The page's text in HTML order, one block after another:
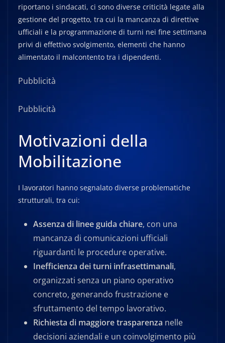
riportano i sindacati, ci sono diverse criticità legate alla
gestione del progetto, tra cui la mancanza di direttive
ufficiali e la programmazione di turni nei fine settimana
privi di effettivo svolgimento, elementi che hanno
alimentato il malcontento tra i dipendenti.
Pubblicità
Pubblicità
Motivazioni della
Mobilitazione
I lavoratori hanno segnalato diverse problematiche
strutturali, tra cui:
Assenza di linee guida chiare, con una
mancanza di comunicazioni ufficiali
riguardanti le procedure operative.
Inefficienza dei turni infrasettimanali,
organizzati senza un piano operativo
concreto, generando frustrazione e
sfruttamento del tempo lavorativo.
Richiesta di maggiore trasparenza nelle
decisioni aziendali e un coinvolgimento più